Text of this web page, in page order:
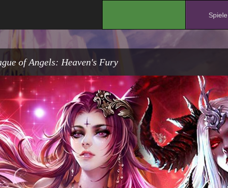
Spiele
of Angels: Heaven's Fury